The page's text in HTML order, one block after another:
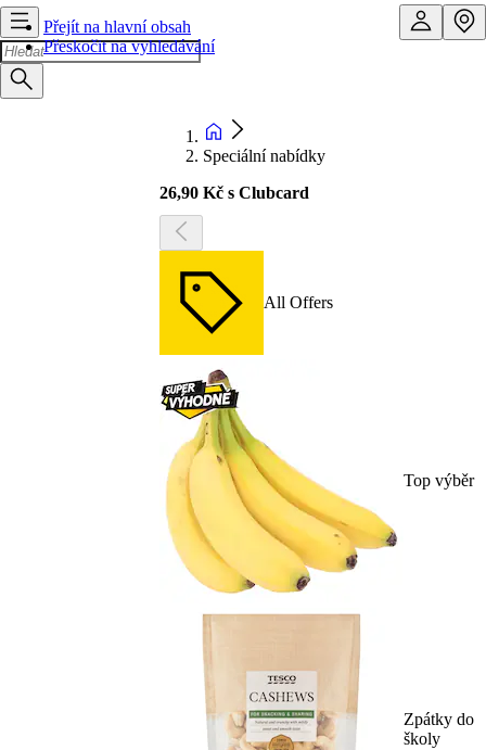
Přejít na hlavní obsah
Přeskočit na vyhledávání
Speciální nabídky
26,90 Kč s Clubcard
All Offers
Top výběr
Zpátky do
školy